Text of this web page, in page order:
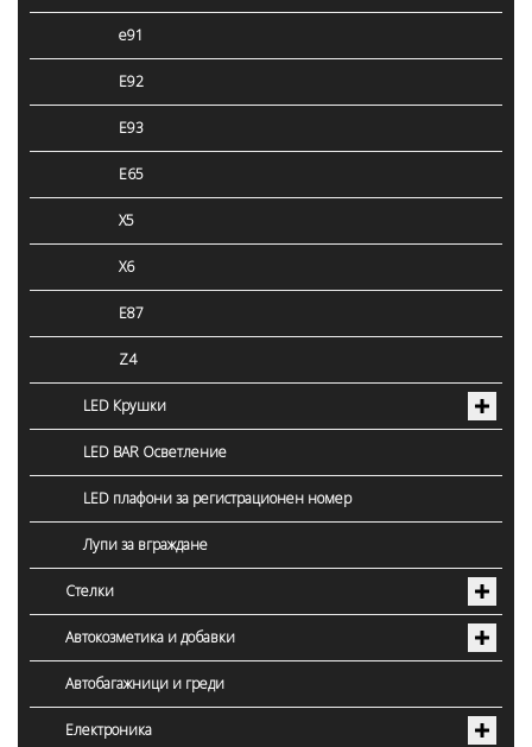
e91
E92
E93
E65
X5
X6
E87
Z4
LED Крушки
LED BAR Осветление
LED плафони за регистрационен номер
Лупи за вграждане
Стелки
Автокозметика и добавки
Автобагажници и греди
Електроника